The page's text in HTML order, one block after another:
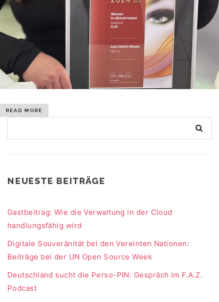
READ MORE
NEUESTE BEITRÄGE
Gastbeitrag: Wie die Verwaltung in der Cloud
handlungsfähig wird
Digitale Souveränität bei den Vereinten Nationen:
Beiträge bei der UN Open Source Week
Deutschland sucht die Perso-PIN: Gespräch im F.A.Z.
Podcast